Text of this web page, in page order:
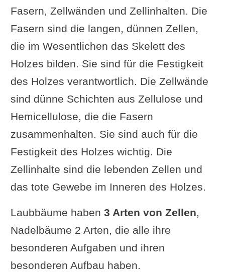
Fasern, Zellwänden und Zellinhalten. Die
Fasern sind die langen, dünnen Zellen,
die im Wesentlichen das Skelett des
Holzes bilden. Sie sind für die Festigkeit
des Holzes verantwortlich. Die Zellwände
sind dünne Schichten aus Zellulose und
Hemicellulose, die die Fasern
zusammenhalten. Sie sind auch für die
Festigkeit des Holzes wichtig. Die
Zellinhalte sind die lebenden Zellen und
das tote Gewebe im Inneren des Holzes.
Laubbäume haben 3 Arten von Zellen,
Nadelbäume 2 Arten, die alle ihre
besonderen Aufgaben und ihren
besonderen Aufbau haben.